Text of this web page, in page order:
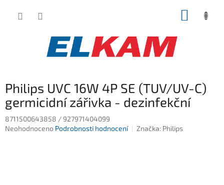
Philips UVC 16W 4P SE (TUV/UV-C)
germicidní zářivka - dezinfekční
8711500643858 / 927971404099
Průměrné
Neohodnoceno Podrobnosti hodnocení Značka: Philips